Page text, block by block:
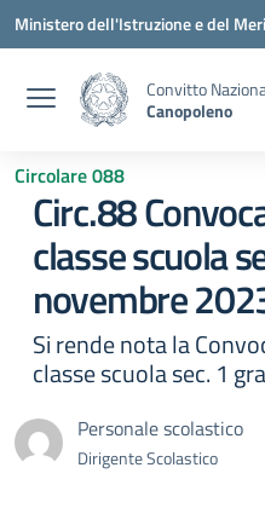
Vai ai contenuti
Vai al menu di navigazione
Vai al footer
Ministero dell'Istruzione e del
Convitto
Canopoleno
Circolare 088
Circ.88
classe scuola
novembre
Si rende nota la
classe scuola sec. 1
Personale scolastico
Dirigente Scolastico